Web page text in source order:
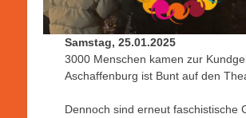
Samstag, 25.01.2025
3000 Menschen kamen zur
Aschaffenburg ist Bunt auf den
Dennoch sind erneut faschistische